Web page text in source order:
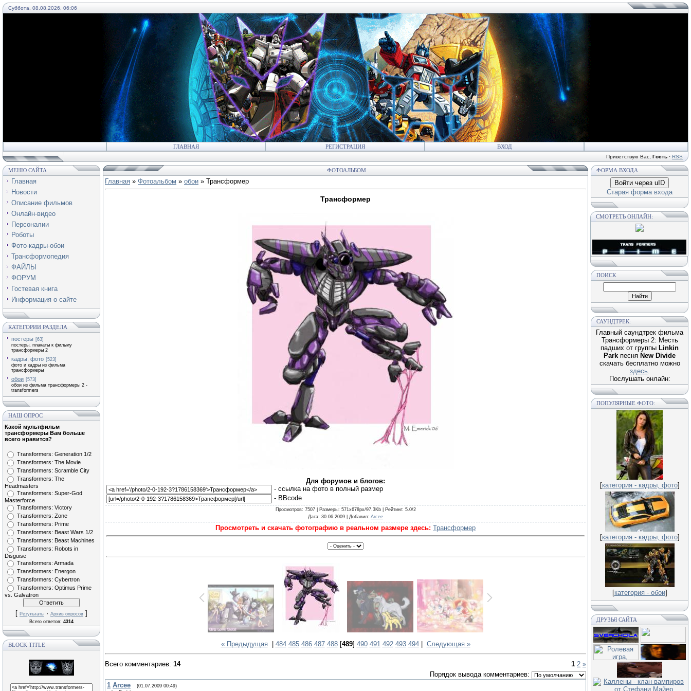
Суббота, 08.08.2026, 06:06
ГЛАВНАЯ РЕГИСТРАЦИЯ ВХОД
Приветствую Вас Гость · RSS
МЕНЮ САЙТА
Главная
Новости
Описание фильмов
Онлайн-видео
Персоналии
Роботы
Фото-кадры-обои
Трансформопедия
ФАЙЛЫ
ФОРУМ
Гостевая книга
Информация о сайте
КАТЕГОРИИ РАЗДЕЛА
постеры [63]
постеры, плакаты к фильму
трансформеры 2
кадры, фото [523]
фото и кадры из фильма
трансформеры
обои [573]
обои из фильма трансформеры 2 -
transformers
НАШ ОПРОС
Какой мультфильм
трансформеры Вам больше
всего нравится?
Transformers: Generation 1/2
Transformers: The Movie
Transformers: Scramble City
Transformers: The
Headmasters
Transformers: Super-God
Masterforce
Transformers: Victory
Transformers: Zone
Transformers: Prime
Transformers: Beast Wars 1/2
Transformers: Beast Machines
Transformers: Robots in
Disguise
Transformers: Armada
Transformers: Energon
Transformers: Cybertron
Transformers: Optimus Prime
vs. Galvatron
[ Результаты · Архив опросов ]
Всего ответов: 4314
BLOCK TITLE
ФОТОАЛЬБОМ
Главная » Фотоальбом » обои » Трансформер
Трансформер
Для форумов и блогов:
- cсылка на фото в полный размер
- BBcode
Просмотров: 7507 | Размеры: 571x678px/97.3Kb | Рейтинг: 5.0/2
Дата: 30.06.2009 | Добавил: Arcee
Просмотреть и скачать фотографию в реальном размере здесь: Трансформер
« Предыдущая| 484 485 486 487 488[489] 490 491 492 493 494| Следующая »
Всего комментариев: 14 1 2 »
Порядок вывода комментариев:
1 Arcee (01.07.2009 00:49)
ФОРМА ВХОДА
Войти через uID
Старая форма входа
СМОТРЕТЬ ОНЛАЙН:
ПОИСК
САУНДТРЕК:
Главный саундтрек фильма
Трансформеры 2: Месть
падших от группы Linkin
Park песня New Divide
скачать бесплатно можно
здесь.
Послушать онлайн:
ПОПУЛЯРНЫЕ ФОТО:
[категория - кадры, фото]
[категория - кадры, фото]
[категория - обои]
ДРУЗЬЯ САЙТА